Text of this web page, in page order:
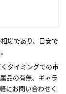
場であり、目安で
タイミングでの市
品の有無、ギャラ
にお問い合わせく